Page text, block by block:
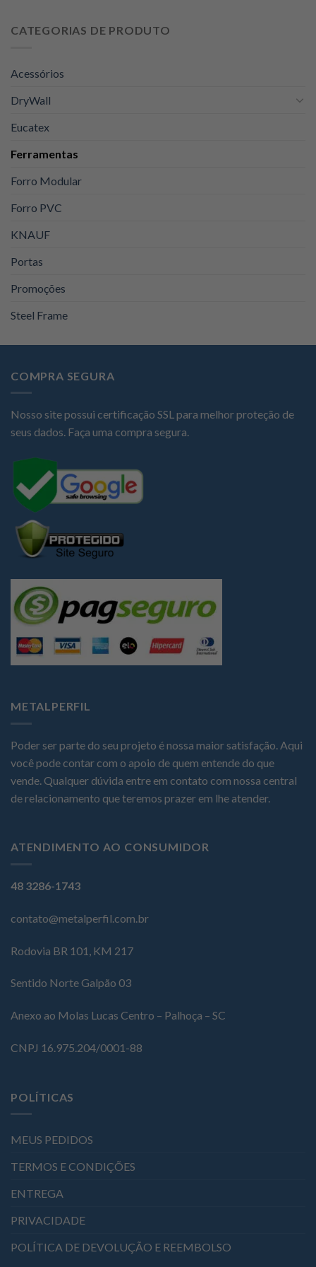
era:
é:
CATEGORIAS DE PRODUTO
Acessórios
DryWall
Eucatex
Ferramentas
Forro Modular
Forro PVC
KNAUF
Portas
Promoções
Steel Frame
COMPRA SEGURA
Nosso site possui certificação SSL para melhor proteção de
seus dados. Faça uma compra segura.
METALPERFIL
Poder ser parte do seu projeto é nossa maior satisfação. Aqui
você pode contar com o apoio de quem entende do que
vende. Qualquer dúvida entre em contato com nossa central
de relacionamento que teremos prazer em lhe atender.
ATENDIMENTO AO CONSUMIDOR
48 3286-1743
contato@metalperfil.com.br
Rodovia BR 101, KM 217
Sentido Norte Galpão 03
Anexo ao Molas Lucas Centro – Palhoça – SC
CNPJ 16.975.204/0001-88
POLÍTICAS
MEUS PEDIDOS
TERMOS E CONDIÇÕES
ENTREGA
PRIVACIDADE
POLÍTICA DE DEVOLUÇÃO E REEMBOLSO